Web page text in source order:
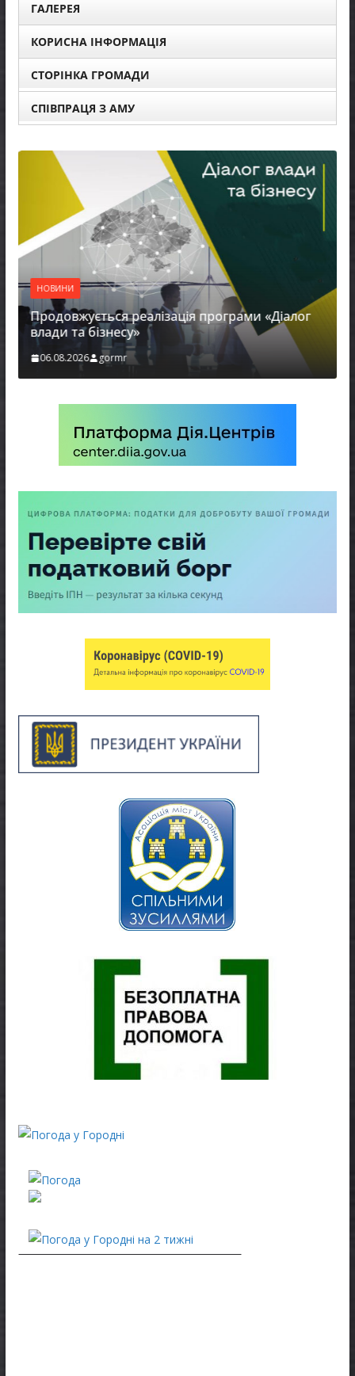
ГАЛЕРЕЯ
КОРИСНА ІНФОРМАЦІЯ
СТОРІНКА ГРОМАДИ
СПІВПРАЦЯ З АМУ
НОВИНИ
Продовжується реалізація програми «Діалог
влади та бізнесу»
06.08.2026 gormr